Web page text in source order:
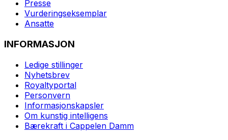
Presse
Vurderingseksemplar
Ansatte
INFORMASJON
Ledige stillinger
Nyhetsbrev
Royaltyportal
Personvern
Informasjonskapsler
Om kunstig intelligens
Bærekraft i Cappelen Damm